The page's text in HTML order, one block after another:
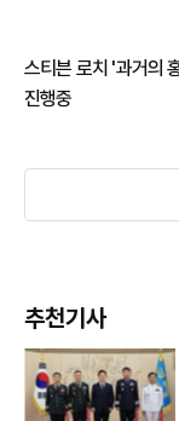
스티븐 로치 '과거의
진행중
추천기사